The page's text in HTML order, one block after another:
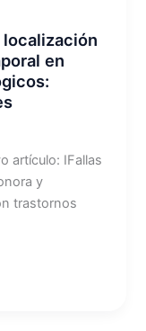
localización
en
artículo: IFallas
y
trastornos